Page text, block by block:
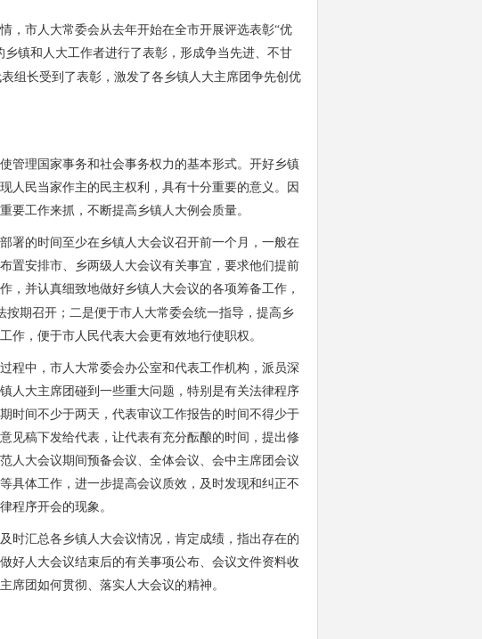
市人大常委会从去年开始在全市开展评选表彰“优
镇和人大工作者进行了表彰，形成争当先进、不甘
组长受到了表彰，激发了各乡镇人大主席团争先创优
理国家事务和社会事务权力的基本形式。开好乡镇
人民当家作主的民主权利，具有十分重要的意义。因
要工作来抓，不断提高乡镇人大例会质量。
的时间至少在乡镇人大会议召开前一个月，一般在
置安排市、乡两级人大会议有关事宜，要求他们提前
，并认真细致地做好乡镇人大会议的各项筹备工作，
按期召开；二是便于市人大常委会统一指导，提高乡
作，便于市人民代表大会更有效地行使职权。
中，市人大常委会办公室和代表工作机构，派员深
人大主席团碰到一些重大问题，特别是有关法律程序
时间不少于两天，代表审议工作报告的时间不得少于
见稿下发给代表，让代表有充分酝酿的时间，提出修
人大会议期间预备会议、全体会议、会中主席团会议
具体工作，进一步提高会议质效，及时发现和纠正不
程序开会的现象。
汇总各乡镇人大会议情况，肯定成绩，指出存在的
好人大会议结束后的有关事项公布、会议文件资料收
席团如何贯彻、落实人大会议的精神。